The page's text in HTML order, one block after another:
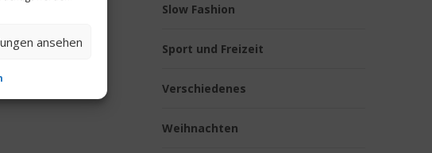
ansehen
Slow Fashion
Sport und Freizeit
Verschiedenes
Weihnachten